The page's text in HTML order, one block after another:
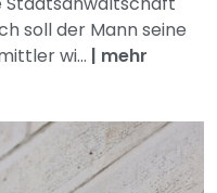
soll der Mann seine
wi... | mehr